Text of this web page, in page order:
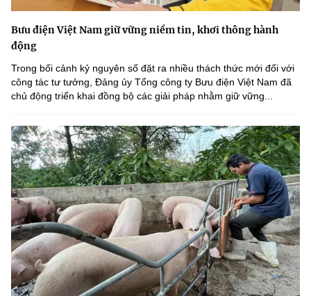
Bưu điện Việt Nam giữ vững niềm tin, khơi thông hành
động
Trong bối cảnh kỷ nguyên số đặt ra nhiều thách thức mới đối với
công tác tư tưởng, Đảng ủy Tổng công ty Bưu điện Việt Nam đã
chủ động triển khai đồng bộ các giải pháp nhằm giữ vững...